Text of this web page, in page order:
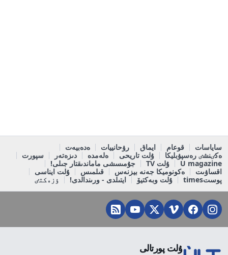
ساياسات قوعام ايماق رۋحانييات
ەدەبيەت
ەكٸنشٸ رەسپۋبليكا
ۇلت تاريحى ەلەمدە دىزەتەر
سپورت
U magazine
ۇلت TV
جۇمىسشى ماماندىقتار جىلى!
اقساۋىت
ەكونوميكا جەنە بيزنەس قىلمىس
ۇلت ايناسى
پوستtimes
ۇلت وبەكتيۆ ايتىلدى - ورىندالدى! ٶزەكتٸ
ۇلت پورتالى